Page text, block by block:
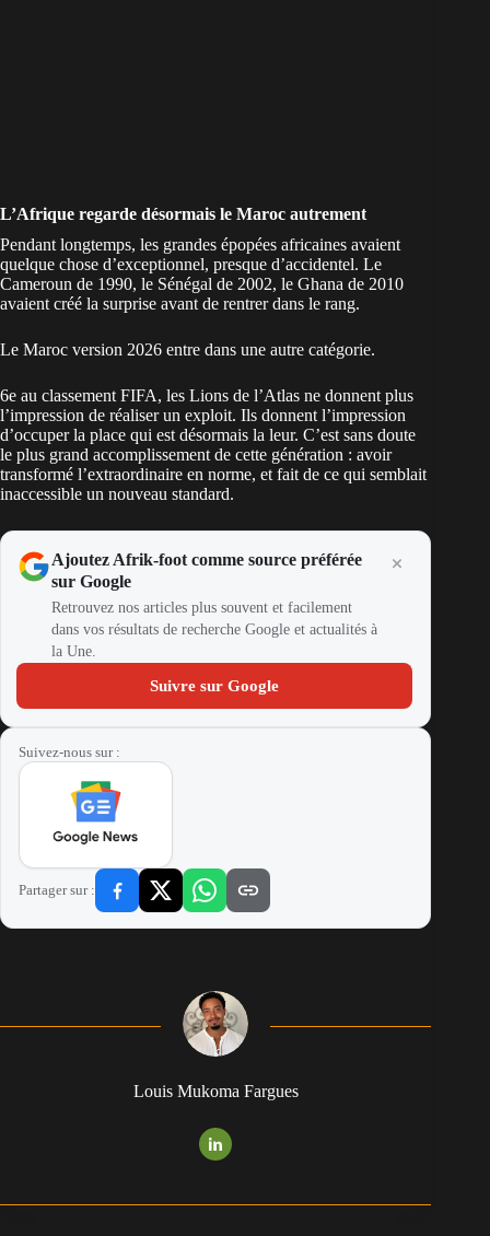
L’Afrique regarde désormais le Maroc autrement
Pendant longtemps, les grandes épopées africaines avaient
quelque chose d’exceptionnel, presque d’accidentel. Le
Cameroun de 1990, le Sénégal de 2002, le Ghana de 2010
avaient créé la surprise avant de rentrer dans le rang.
Le Maroc version 2026 entre dans une autre catégorie.
6e au classement FIFA, les Lions de l’Atlas ne donnent plus
l’impression de réaliser un exploit. Ils donnent l’impression
d’occuper la place qui est désormais la leur. C’est sans doute
le plus grand accomplissement de cette génération : avoir
transformé l’extraordinaire en norme, et fait de ce qui semblait
inaccessible un nouveau standard.
Ajoutez Afrik-foot comme source préférée
sur Google
Retrouvez nos articles plus souvent et facilement
dans vos résultats de recherche Google et actualités à
la Une.
Suivre sur Google
Suivez-nous sur :
Partager sur :
Louis Mukoma Fargues